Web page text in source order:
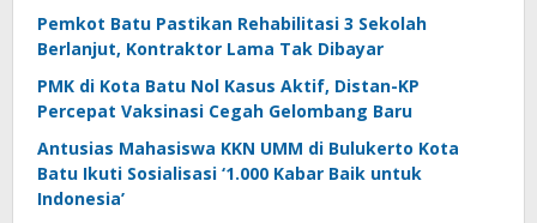
Pemkot Batu Pastikan Rehabilitasi 3 Sekolah
Berlanjut, Kontraktor Lama Tak Dibayar
PMK di Kota Batu Nol Kasus Aktif, Distan-KP
Percepat Vaksinasi Cegah Gelombang Baru
Antusias Mahasiswa KKN UMM di Bulukerto Kota
Batu Ikuti Sosialisasi ‘1.000 Kabar Baik untuk
Indonesia’